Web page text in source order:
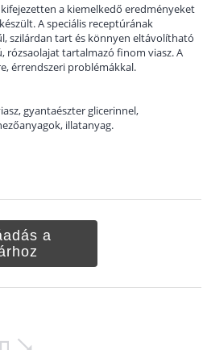
a
kifejezetten a kiemelkedő eredményeket
A speciális receptúrának
szilárdan tart és könnyen eltávolítható
rózsaolajat tartalmazó finom viasz. A
érrendszeri problémákkal.
gyantaészter glicerinnel,
illatanyag.